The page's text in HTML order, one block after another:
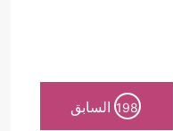
198 السابق